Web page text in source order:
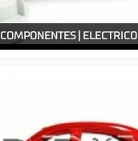
COMPONENTES | ELECTRICO